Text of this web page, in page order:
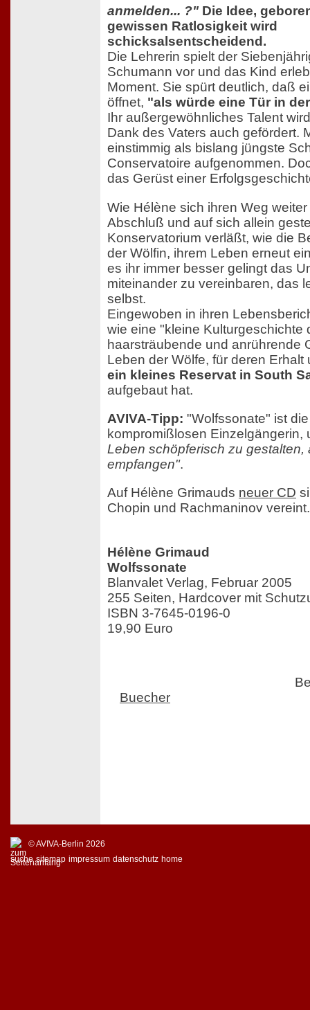
anmelden... ?" Die Idee,
gewissen Ratlosigkeit wird
schicksalsentscheidend.
Die Lehrerin spielt der
Schumann vor und das Kind
Moment. Sie spürt deutlich, daß
öffnet, "als würde eine Tür in
Ihr außergewöhnliches Talent
Dank des Vaters auch gefördert.
einstimmig als bislang jüngste
Conservatoire aufgenommen.
das Gerüst einer
Wie Hélène sich ihren Weg
Abschluß und auf sich allein
Konservatorium verläßt, wie die
der Wölfin, ihrem Leben erneut
es ihr immer besser gelingt das
miteinander zu vereinbaren, das
selbst.
Eingewoben in ihren
wie eine "kleine Kulturgeschichte
haarsträubende und anrührende
Leben der Wölfe, für deren
ein kleines Reservat in South
aufgebaut hat.
AVIVA-Tipp: "Wolfssonate" ist
kompromißlosen Einzelgängerin,
Leben schöpferisch zu gestalten,
empfangen".
Auf Hélène Grimauds neuer CD
Chopin und Rachmaninov vereint.
Hélène Grimaud
Wolfssonate
Blanvalet Verlag, Februar 2005
255 Seiten, Hardcover mit
ISBN 3-7645-0196-0
19,90 Euro
Buecher
© AVIVA-Berlin 2026
suche sitemap impressum datenschutz home